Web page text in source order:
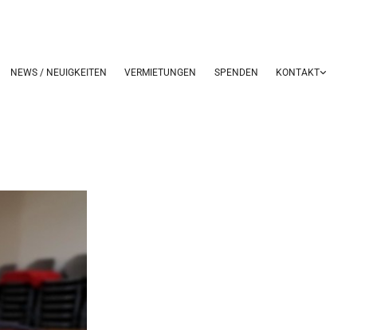
NEWS / NEUIGKEITEN VERMIETUNGEN SPENDEN KONTAKT